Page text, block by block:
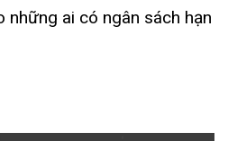
những ai có ngân sách hạn